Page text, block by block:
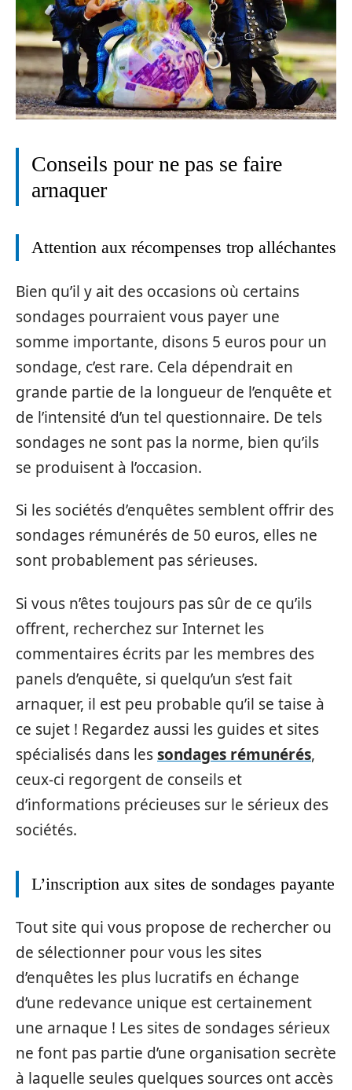
Conseils pour ne pas se faire
arnaquer
Attention aux récompenses trop alléchantes
Bien qu’il y ait des occasions où certains
sondages pourraient vous payer une
somme importante, disons 5 euros pour un
sondage, c’est rare. Cela dépendrait en
grande partie de la longueur de l’enquête et
de l’intensité d’un tel questionnaire. De tels
sondages ne sont pas la norme, bien qu’ils
se produisent à l’occasion.
Si les sociétés d’enquêtes semblent offrir des
sondages rémunérés de 50 euros, elles ne
sont probablement pas sérieuses.
Si vous n’êtes toujours pas sûr de ce qu’ils
offrent, recherchez sur Internet les
commentaires écrits par les membres des
panels d’enquête, si quelqu’un s’est fait
arnaquer, il est peu probable qu’il se taise à
ce sujet ! Regardez aussi les guides et sites
spécialisés dans lessondages rémunérés,
ceux-ci regorgent de conseils et
d’informations précieuses sur le sérieux des
sociétés.
L’inscription aux sites de sondages payante
Tout site qui vous propose de rechercher ou
de sélectionner pour vous les sites
d’enquêtes les plus lucratifs en échange
d’une redevance unique est certainement
une arnaque ! Les sites de sondages sérieux
ne font pas partie d’une organisation secrète
à laquelle seules quelques sources ont accès